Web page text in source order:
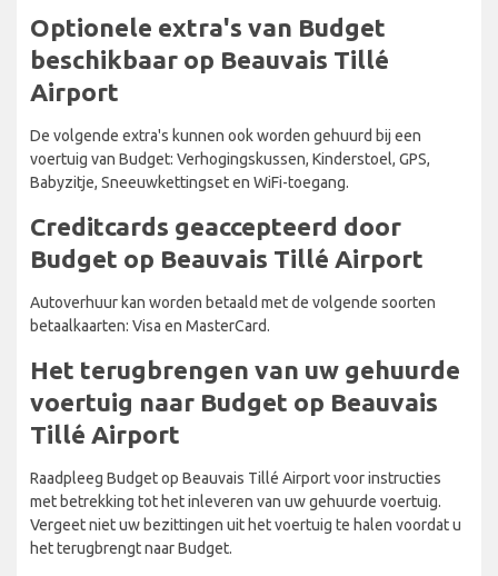
Optionele extra's van Budget
beschikbaar op Beauvais Tillé
Airport
De volgende extra's kunnen ook worden gehuurd bij een
voertuig van Budget: Verhogingskussen, Kinderstoel, GPS,
Babyzitje, Sneeuwkettingset en WiFi-toegang.
Creditcards geaccepteerd door
Budget op Beauvais Tillé Airport
Autoverhuur kan worden betaald met de volgende soorten
betaalkaarten: Visa en MasterCard.
Het terugbrengen van uw gehuurde
voertuig naar Budget op Beauvais
Tillé Airport
Raadpleeg Budget op Beauvais Tillé Airport voor instructies
met betrekking tot het inleveren van uw gehuurde voertuig.
Vergeet niet uw bezittingen uit het voertuig te halen voordat u
het terugbrengt naar Budget.